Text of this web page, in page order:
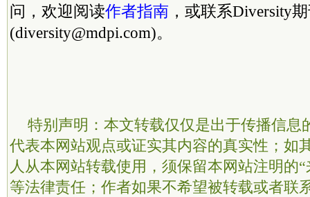
问，欢迎阅读作者指南 ，或联系Diversity
(diversity@mdpi.com)。
特别声明：本文转载仅仅是出于传播信息
代表本网站观点或证实其内容的真实性；如
人从本网站转载使用，须保留本网站注明的
等法律责任；作者如果不希望被转载或者联